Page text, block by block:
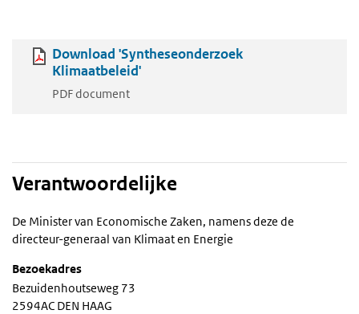
Download 'Syntheseonderzoek
Klimaatbeleid'
PDF document
Verantwoordelijke
De Minister van Economische Zaken, namens deze de
directeur-generaal van Klimaat en Energie
Bezoekadres
Bezuidenhoutseweg 73
2594AC DEN HAAG